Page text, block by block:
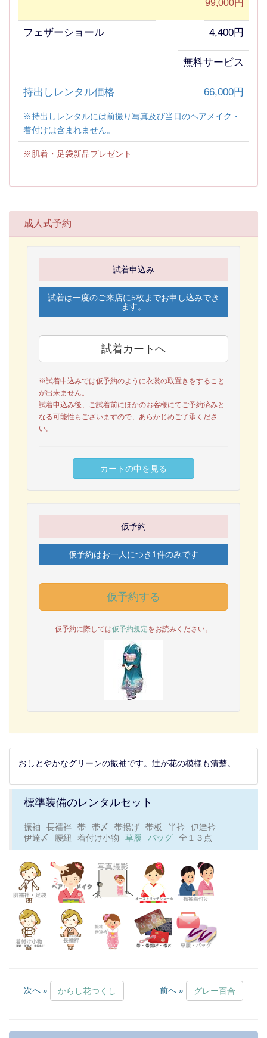
99,000円
フェザーショール 4,400円
無料サービス
持出しレンタル価格 66,000円
※持出しレンタルには前撮り写真及び当日のヘアメイク・
着付けは含まれません。
※肌着・足袋新品プレゼント
成人式予約
試着申込み
試着は一度のご来店に5枚までお申し込みでき
ます。
※試着申込みでは仮予約のように衣裳の取置きをすること
が出来ません。
試着申込み後、ご試着前にほかのお客様にてご予約済みと
なる可能性もございますので、あらかじめご了承くださ
い。
仮予約
仮予約はお一人につき1件のみです
仮予約する
仮予約に際しては仮予約規定をお読みください。
おしとやかなグリーンの振袖です。辻が花の模様も清楚。
標準装備のレンタルセット
振袖 長襦袢 帯 帯〆 帯揚げ 帯板 半衿
伊達衿
伊達〆
腰紐 着付け小物 草履 バッグ 全１３点
次へ » からし花つくし 前へ » グレー百合